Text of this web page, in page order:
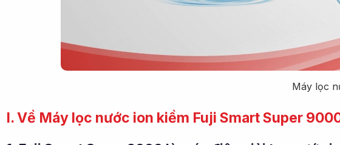
Máy lọc
I. Về Máy lọc nước ion kiềm Fuji Smart Super